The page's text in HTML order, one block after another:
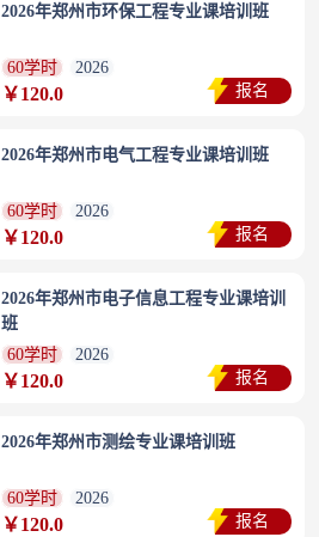
2026年郑州市环保工程专业课培训班
60学时 2026
￥120.0 报名
2026年郑州市电气工程专业课培训班
60学时 2026
￥120.0 报名
2026年郑州市电子信息工程专业课培训
班
60学时
2026
￥120.0 报名
2026年郑州市测绘专业课培训班
60学时 2026
￥120.0 报名